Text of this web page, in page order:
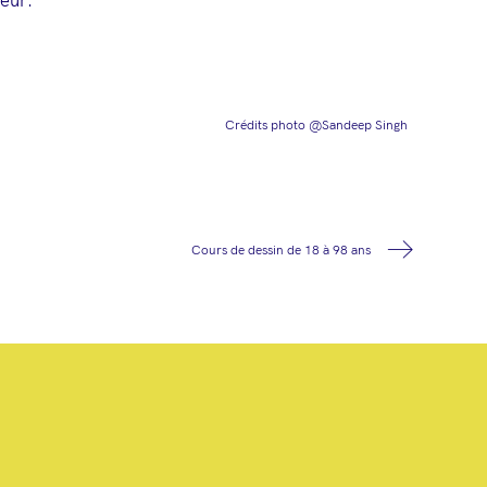
Crédits photo @Sandeep Singh
Cours de dessin de 18 à 98 ans